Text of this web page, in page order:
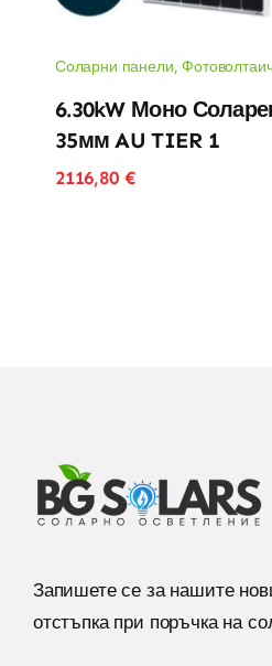
Соларни панели,
6.30kW Моно
35мм AU TIER 1
2116,80 €
Запишете се за нашите
отстъпка при поръчка на